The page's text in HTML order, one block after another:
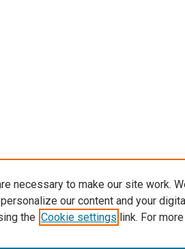
necessary to make our site work.
our content and your
the Cookie settings link. For